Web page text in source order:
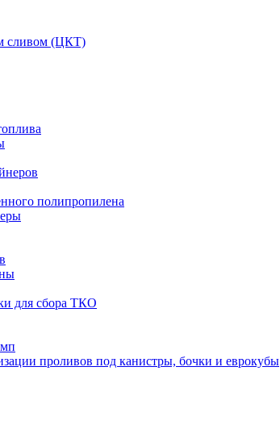
сливом (ЦКТ)
полипропилена
для сбора ТКО
проливов под канистры, бочки и еврокубы